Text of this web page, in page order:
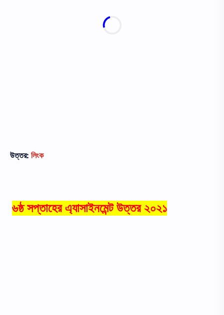
উত্তর: লিংক
৬ষ্ঠ সপ্তাহের এ্যাসাইনমেন্ট উত্তর ২০২১